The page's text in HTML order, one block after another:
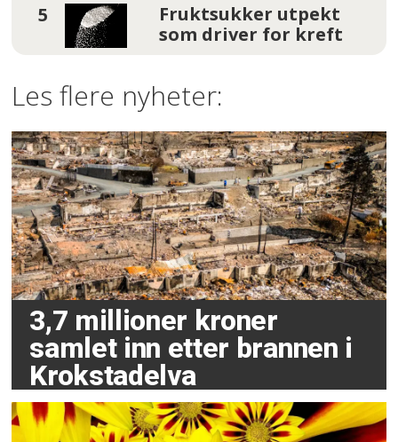
Fruktsukker utpekt
som driver for kreft
Les flere nyheter:
3,7 millioner kroner
samlet inn etter brannen i
Krokstadelva